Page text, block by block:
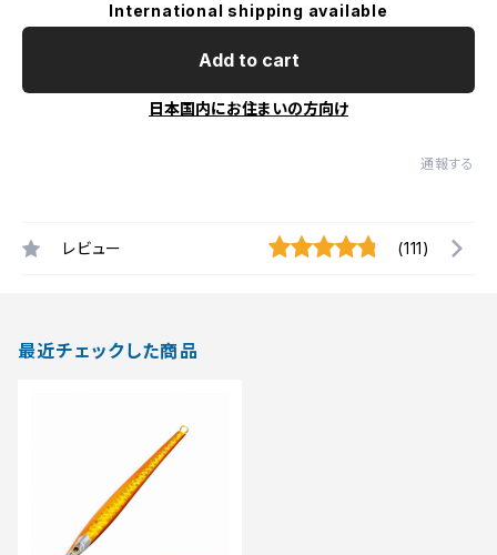
International shipping available
Add to cart
日本国内にお住まいの方向け
通報する
レビュー (111)
最近チェックした商品